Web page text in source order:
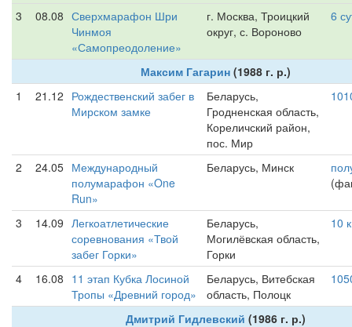
3 08.08 Сверхмарафон Шри
Чинмоя
«Самопреодоление»
г. Москва, Троицкий
округ, с. Вороново
6
Максим Гагарин (1988 г. р.)
1
21.12 Рождественский забег в
Мирском замке
Беларусь,
Гродненская область,
Кореличский район,
пос. Мир
2 24.05 Международный
полумарафон «One
Run»
Беларусь, Минск
3 14.09 Легкоатлетические
соревнования «Твой
забег Горки»
Беларусь,
Могилёвская область,
Горки
10
4 16.08 11 этап Кубка Лосиной
Тропы «Древний город»
Беларусь, Витебская
область, Полоцк
Дмитрий Гидлевский (1986 г. р.)